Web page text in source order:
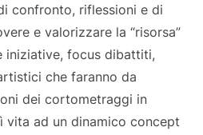
confronto, riflessioni e di
e valorizzare la “risorsa”
iniziative, focus dibattiti,
che faranno da
dei cortometraggi in
vita ad un dinamico concept